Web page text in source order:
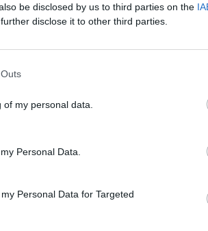
be disclosed by us to third parties on the
disclose it to other third parties.
my personal data.
Personal Data.
Personal Data for Targeted
același timp, deoarece